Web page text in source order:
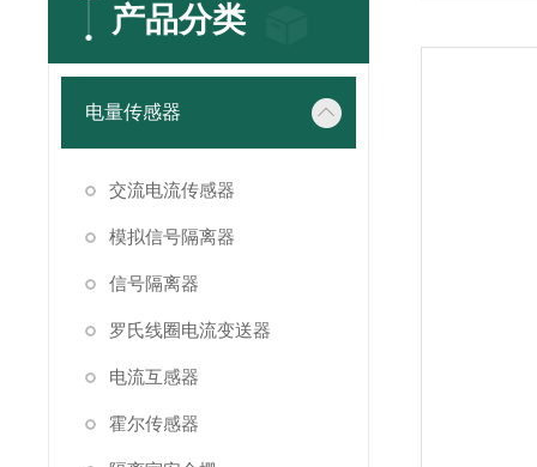
产品分类
电量传感器
交流电流传感器
模拟信号隔离器
信号隔离器
罗氏线圈电流变送器
电流互感器
霍尔传感器